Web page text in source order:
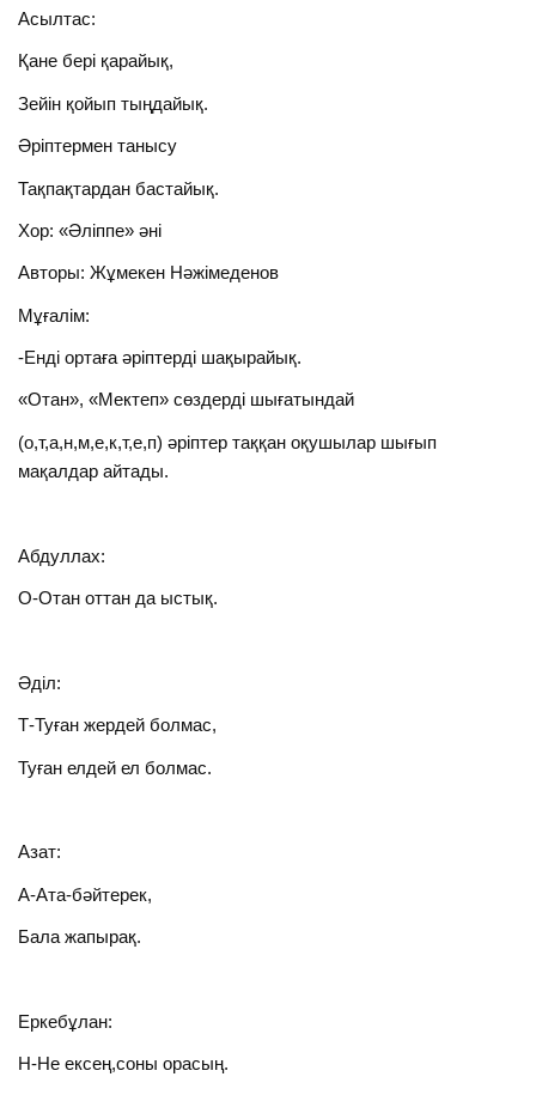
Асылтас:
Қане бері қарайық,
Зейін қойып тыңдайық.
Әріптермен танысу
Тақпақтардан бастайық.
Хор: «Әліппе» әні
Авторы: Жұмекен Нәжімеденов
Мұғалім:
-Енді ортаға әріптерді шақырайық.
«Отан», «Мектеп» сөздерді шығатындай
(о,т,а,н,м,е,к,т,е,п) әріптер таққан оқушылар шығып
мақалдар айтады.
Абдуллах:
О-Отан оттан да ыстық.
Әділ:
Т-Туған жердей болмас,
Туған елдей ел болмас.
Азат:
А-Ата-бәйтерек,
Бала жапырақ.
Еркебұлан:
Н-Не ексең,соны орасың.